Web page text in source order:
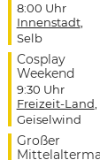
8:00 Uhr
Innenstadt,
Selb
Cosplay
Weekend
9:30 Uhr
Freizeit-Land,
Geiselwind
Großer